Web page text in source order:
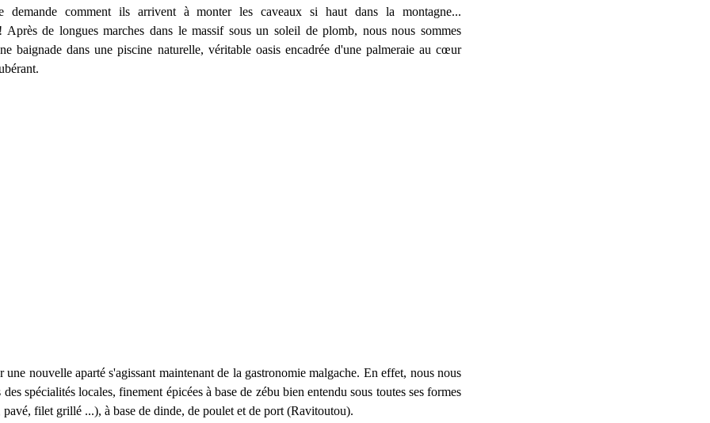
demande comment ils arrivent à monter les caveaux si haut dans la montagne...
Après de longues marches dans le massif sous un soleil de plomb, nous nous sommes
baignade dans une piscine naturelle, véritable oasis encadrée d'une palmeraie au cœur
une nouvelle aparté s'agissant maintenant de la gastronomie malgache. En effet, nous nous
des spécialités locales, finement épicées à base de zébu bien entendu sous toutes ses formes
pavé, filet grillé ...), à base de dinde, de poulet et de port (Ravitoutou).